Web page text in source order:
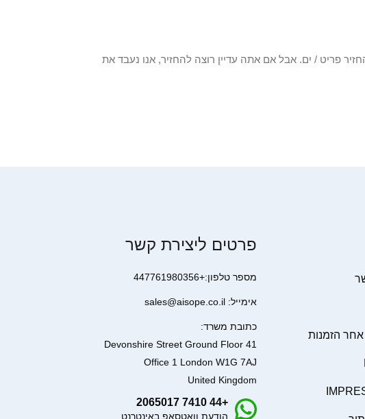
צריך להחזיר פריט / ים. אבל אם אתה עדיין רוצה להחזיר, אנו נעבד את
הזמנות
פרטים ליצירת קשר
מספר טלפון:+447761980356
אימייל: sales@aisope.co.il
כתובת משרד:
41 Devonshire Street Ground Floor
Office 1 London W1G 7AJ
United Kingdom
+44 7410 2065017
הודעת וואטסאפ באינטרנט